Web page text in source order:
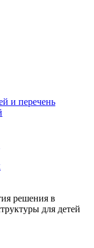
и перечень
решения в
для детей